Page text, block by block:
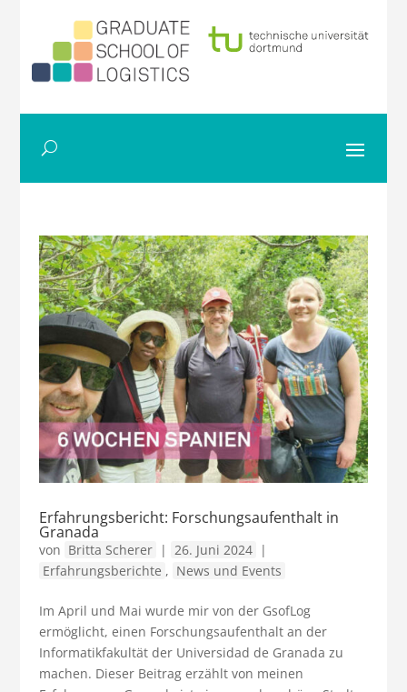
Erfahrungsbericht: Forschungsaufenthalt in
Granada
von Britta Scherer | 26. Juni 2024
|
Erfahrungsberichte , News und Events
Im April und Mai wurde mir von der GsofLog
ermöglicht, einen Forschungsaufenthalt an der
Informatikfakultät der Universidad de Granada zu
machen. Dieser Beitrag erzählt von meinen